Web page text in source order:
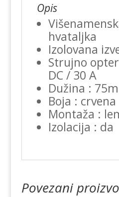
Opis
hvataljka
Izolovana
Strujno
DC / 30 A
Dužina :
Boja : crvena
Montaža :
Izolacija : da
Povezani